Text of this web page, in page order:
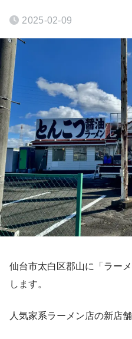
2025-02-09
仙台市太白区郡山に「ラー
します。
人気家系ラーメン店の新店舗